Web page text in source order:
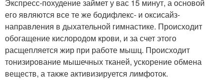
Экспресс-похудение займет у вас 15 минут, а основой
его являются все те же бодифлекс- и оксисайз-
направления в дыхательной гимнастике. Происходит
обогащение кислородом крови, и за счет этого
расщепляется жир при работе мышц. Происходит
тонизирование мышечных тканей, ускорение обмена
веществ, а также активизируется лимфоток.